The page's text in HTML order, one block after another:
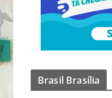
Brasil Brasília